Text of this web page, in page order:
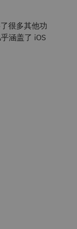
很多其他功
涵盖了 iOS